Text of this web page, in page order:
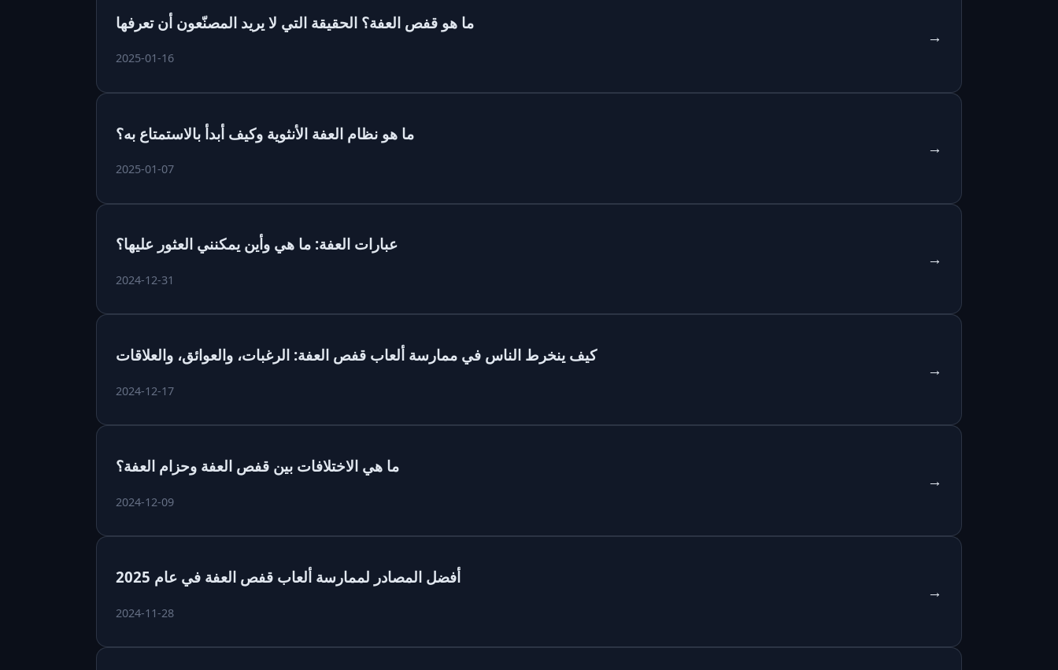
ما هو قفص العفة؟ الحقيقة التي لا يريد المصنّعون أن تعرفها
2025-01-16
→
ما هو نظام العفة الأنثوية وكيف أبدأ بالاستمتاع به؟
2025-01-07
→
عبارات العفة: ما هي وأين يمكنني العثور عليها؟
2024-12-31
→
كيف ينخرط الناس في ممارسة ألعاب قفص العفة: الرغبات، والعوائق، والعلاقات
2024-12-17
→
ما هي الاختلافات بين قفص العفة وحزام العفة؟
2024-12-09
→
أفضل المصادر لممارسة ألعاب قفص العفة في عام 2025
2024-11-28
→